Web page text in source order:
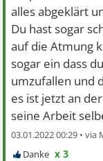
alles abgeklärt
Du hast sogar
auf die Atmung
sogar ein dass
umzufallen und
es ist jetzt an
seine Arbeit
03.01.2022 00:29 •
x 3